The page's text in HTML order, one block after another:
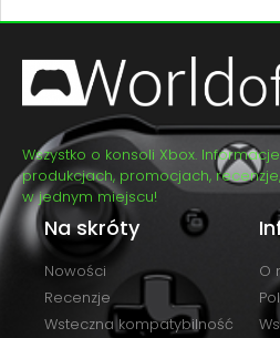
Wszystko o konsoli Xbox.
produkcjach, promocjach,
w jednym miejscu!
Na skróty
Nowości
Recenzje
Wsteczna kompatybilność
O